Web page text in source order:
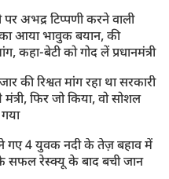
पर अभद्र टिप्पणी करने वाली
आया भावुक बयान, की
कहा-बेटी को गोद लें प्रधानमंत्री
की रिश्वत मांग रहा था सरकारी
फिर जो किया, वो सोशल
गए 4 युवक नदी के तेज़ बहाव में
रेस्क्यू के बाद बची जान